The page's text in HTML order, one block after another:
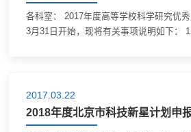
各科室： 2017年度高等学校科学研究优
3月31日开始，现将有关事项说明如下： 1
2017.03.22
2018年度北京市科技新星计划申